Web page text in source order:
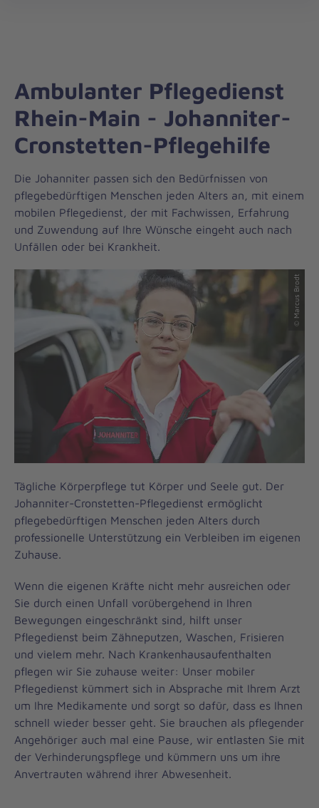
Ambulanter Pflegedienst
Rhein-Main - Johanniter-
Cronstetten-Pflegehilfe
Die Johanniter passen sich den Bedürfnissen von
pflegebedürftigen Menschen jeden Alters an, mit einem
mobilen Pflegedienst, der mit Fachwissen, Erfahrung
und Zuwendung auf Ihre Wünsche eingeht auch nach
Unfällen oder bei Krankheit.
© Marcus Brodt
Tägliche Körperpflege tut Körper und Seele gut. Der
Johanniter-Cronstetten-Pflegedienst ermöglicht
pflegebedürftigen Menschen jeden Alters durch
professionelle Unterstützung ein Verbleiben im eigenen
Zuhause.
Wenn die eigenen Kräfte nicht mehr ausreichen oder
Sie durch einen Unfall vorübergehend in Ihren
Bewegungen eingeschränkt sind, hilft unser
Pflegedienst beim Zähneputzen, Waschen, Frisieren
und vielem mehr. Nach Krankenhausaufenthalten
pflegen wir Sie zuhause weiter: Unser mobiler
Pflegedienst kümmert sich in Absprache mit Ihrem Arzt
um Ihre Medikamente und sorgt so dafür, dass es Ihnen
schnell wieder besser geht. Sie brauchen als pflegender
Angehöriger auch mal eine Pause, wir entlasten Sie mit
der Verhinderungspflege und kümmern uns um ihre
Anvertrauten während ihrer Abwesenheit.